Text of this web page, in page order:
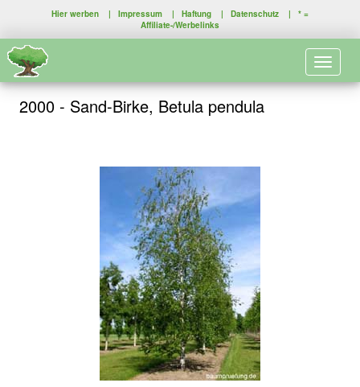
Hier werben | Impressum | Haftung | Datenschutz | * =
Affiliate-/Werbelinks
2000 - Sand-Birke, Betula pendula